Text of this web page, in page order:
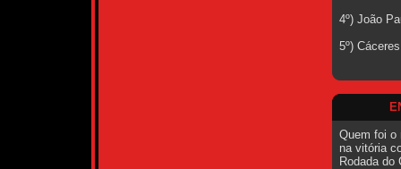
4º) João
5º)
Quem foi o
na vitória
Rodada do